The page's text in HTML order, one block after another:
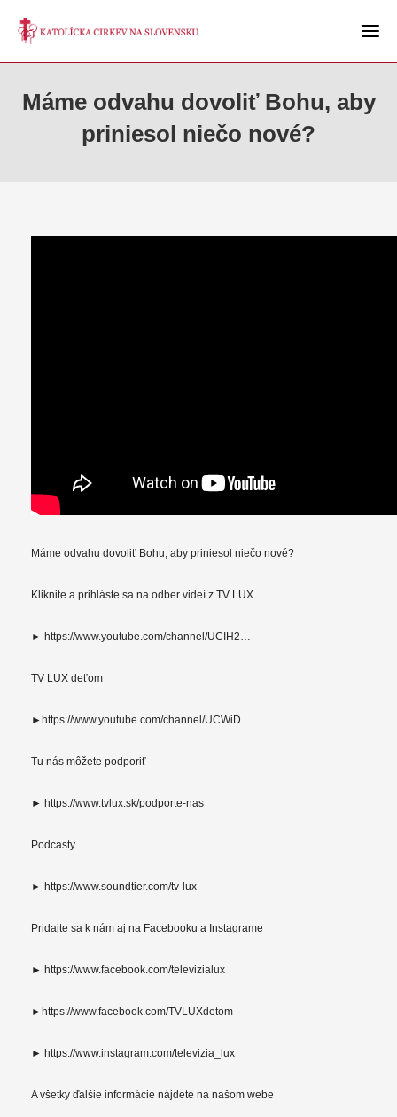
Máme odvahu dovoliť Bohu, aby
priniesol niečo nové?
Máme odvahu dovoliť Bohu, aby priniesol niečo nové?
Kliknite a prihláste sa na odber videí z TV LUX
► https://www.youtube.com/channel/UCIH2…
TV LUX deťom
►https://www.youtube.com/channel/UCWiD…
Tu nás môžete podporiť
► https://www.tvlux.sk/podporte-nas
Podcasty
► https://www.soundtier.com/tv-lux
Pridajte sa k nám aj na Facebooku a Instagrame
► https://www.facebook.com/televizialux
►https://www.facebook.com/TVLUXdetom
► https://www.instagram.com/televizia_lux
A všetky ďalšie informácie nájdete na našom webe